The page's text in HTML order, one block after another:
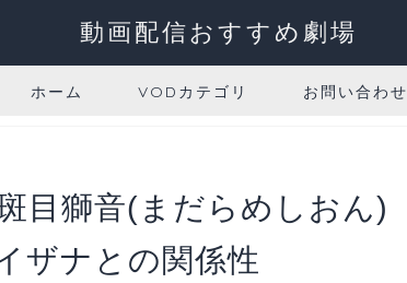
動画配信おすすめ劇場
ホーム VODカテゴリ お問い合わせ
目獅音(まだらめしおん)
ザナとの関係性